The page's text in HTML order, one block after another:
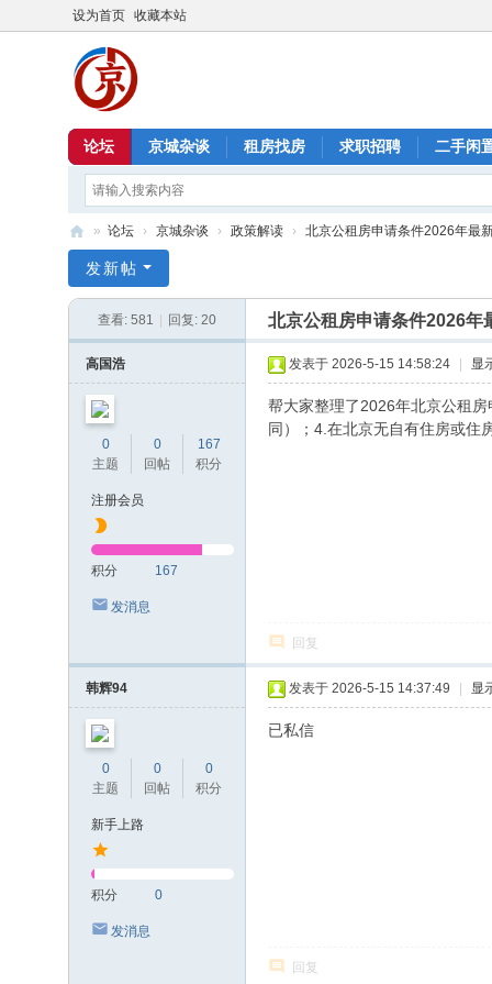
设为首页 收藏本站
论坛 京城杂谈 租房找房 求职招聘 二手闲
京
» 论坛 › 京城杂谈 › 政策解读 › 北京公租房申请条件2026年最
发新帖
查看: 581 回复: 20 北京公租房申请条件2026年
高国浩
0
主题
0
回帖
167
积分
注册会员
积分 167
发消息
发表于 2026-5-15 14:58:24 显
帮大家整理了2026年北京公租
同）；4.在北京无自有住房或住
回复
韩辉94
0
主题
0
回帖
0
积分
新手上路
积分 0
发消息
发表于 2026-5-15 14:37:49 显
已私信
回复